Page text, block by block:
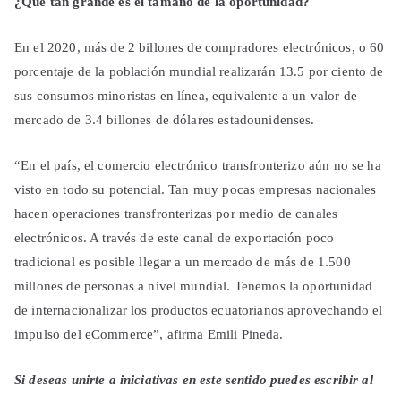
En el 2020, más de 2 billones de compradores electrónicos, o 60
porcentaje de la población mundial realizarán 13.5 por ciento de
sus consumos minoristas en línea, equivalente a un valor de
mercado de 3.4 billones de dólares estadounidenses.
“En el país, el comercio electrónico transfronterizo aún no se ha
visto en todo su potencial. Tan muy pocas empresas nacionales
hacen operaciones transfronterizas por medio de canales
electrónicos. A través de este canal de exportación poco
tradicional es posible llegar a un mercado de más de 1.500
millones de personas a nivel mundial. Tenemos la oportunidad
de internacionalizar los productos ecuatorianos aprovechando el
impulso del eCommerce”, afirma Emili Pineda.
Si deseas unirte a iniciativas en este sentido puedes escribir al